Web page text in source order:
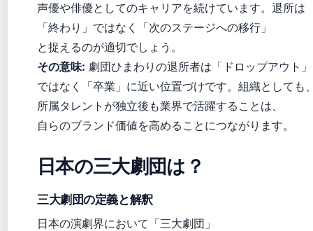
声優や俳優としてのキャリアを続けています。退所は
「終わり」ではなく「次のステージへの移行」
と捉えるのが適切でしょう。
その意味: 劇団ひまわりの退所者は「ドロップアウト」
ではなく「卒業」に近い位置づけです。組織としても
所属タレントが独立後も業界で活躍することは、
自らのブランド価値を高めることにつながります。
日本の三大劇団は？
三大劇団の定義と解釈
日本の演劇界において「三大劇団」